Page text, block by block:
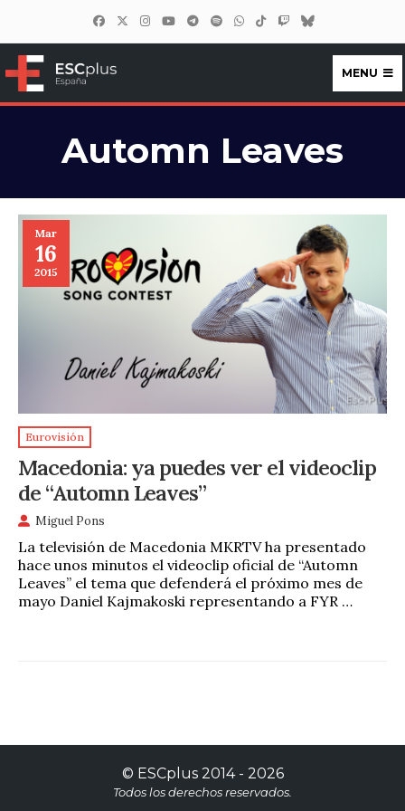
ESCplus España
MENU
Automn Leaves
Mar
16
2015
Eurovisión
Macedonia: ya puedes ver el videoclip
de “Automn Leaves”
Miguel Pons
La televisión de Macedonia MKRTV ha presentado
hace unos minutos el videoclip oficial de “Automn
Leaves” el tema que defenderá el próximo mes de
mayo Daniel Kajmakoski representando a FYR …
© ESCplus2014 - 2026
Todos los derechos reservados.